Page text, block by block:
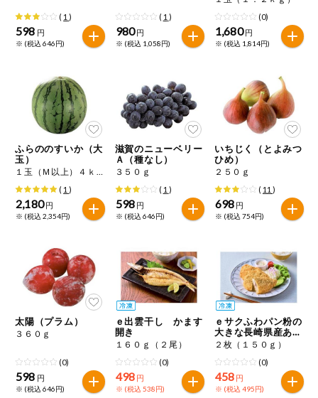
コープしがのサービス
コープしがの情報サイト
ご利用ガイド
商品のリクエスト
アプリのダウンロード
PC版サイトを表示
テキスト注文サイトを表示
お問い合わせ
衛生・生理用
品
洗濯・バス・
トイレ用品
住居・生活用
品
コスメ＆ボデ
ィケア
衣料品
先着限定企画
マカダミアナッツ やまいも
アレルゲン情報は、商品企画時の情報のため、ご使用前には
必ず商品パッケージの表示をご確認ください。
特定原材料に準ずるものは、お取引先から情報提供のあった
範囲でのお知らせです。
( 1 )
598 円
※ (税込 646円)
( 1 )
980 円
※ (税込 1,058円)
(0)
1,680 円
※ (税込 1,814円)
ふらののすいか（大
玉）
１玉（Ｍ以上）４ｋｇ
( 1 )
2,180 円
※ (税込 2,354円)
滋賀のニューベリー
Ａ（種なし）
３５０ｇ
( 1 )
598 円
※ (税込 646円)
いちじく（とよみつ
ひめ）
２５０ｇ
( 11 )
698 円
※ (税込 754円)
太陽（プラム）
３６０ｇ
(0)
598 円
※ (税込 646円)
ｅ出雲干し かます
開き
１６０ｇ（２尾）
(0)
498 円
※ (税込 538円)
ｅサクふわパン粉の
大きな長崎県産あじ
フライ
２枚（１５０ｇ）
(0)
458 円
※ (税込 495円)